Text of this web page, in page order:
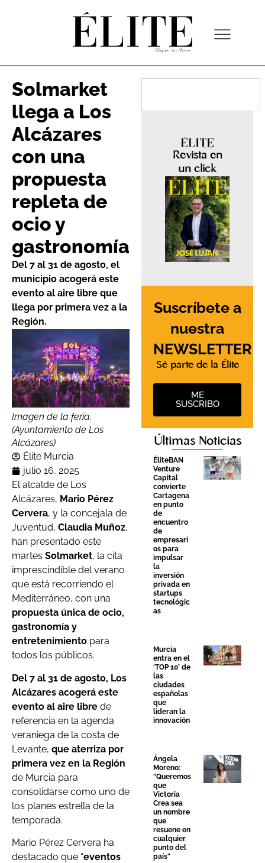
Solmarket
llega a Los
Alcázares
con una
propuesta
repleta de
ocio y
gastronomía
Del 7 al 31 de agosto, el
municipio acogerá este
evento al aire libre que
llega por primera vez a la
Región.
Imagen de la feria.
(Ayuntamiento de Los
Alcázares)
Élite Murcia
julio 16, 2025
El alcalde de Los
Alcázares, Mario Pérez
Cervera, y la concejala de
Juventud, Claudia Muñoz,
han presentado este
martes Solmarket, la cita
imprescindible del verano
que está recorriendo el
Mediterráneo, con una
propuesta única de ocio,
gastronomía y
entretenimiento para
todos los públicos.
Del 7 al 31 de agosto, Los
Alcázares acogerá este
evento al aire libre de
referencia en la agenda
veraniega de la costa de
Levante, que aterriza por
primera vez en la Región
de Murcia para
consolidarse como uno de
los planes estrella de la
temporada.
Mario Pérez Cervera ha
destacado que “eventos
Revista en
un click
Suscríbete a
nuestra
NEWSLETTER
Sé parte de la Élite
ME
SUSCRIBO
Últimas Noticias
ÉliteBAN
Venture
Capital
convierte
Cartagena
en punto
de
encuentro
de
empresari
os para
impulsar
la
inversión
privada en
startups
tecnológic
as
Murcia
entra en el
‘TOP 10’ de
las
ciudades
españolas
que
lideran la
innovación
Ángela
Moreno:
“Queremos
que
Victoria
Crea sea
un nombre
que
resuene en
cualquier
punto del
país”